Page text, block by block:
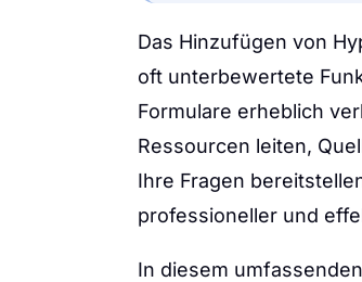
Das Hinzufügen von
oft unterbewertete
Formulare erheblich
Ressourcen leiten,
Ihre Fragen
professioneller und
In diesem